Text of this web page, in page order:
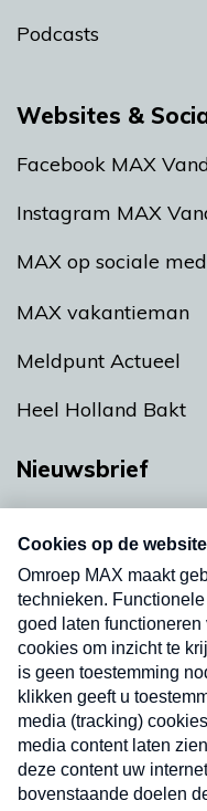
Podcasts
Websites &
Facebook MAX
Instagram MAX
MAX op sociale
MAX vakantieman
Meldpunt Actueel
Heel Holland Bakt
Nieuwsbrief
nieuwsbrief. Elke
uw mailbox.